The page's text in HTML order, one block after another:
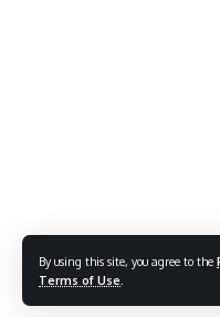
By using this site, you agree to the
Terms of Use